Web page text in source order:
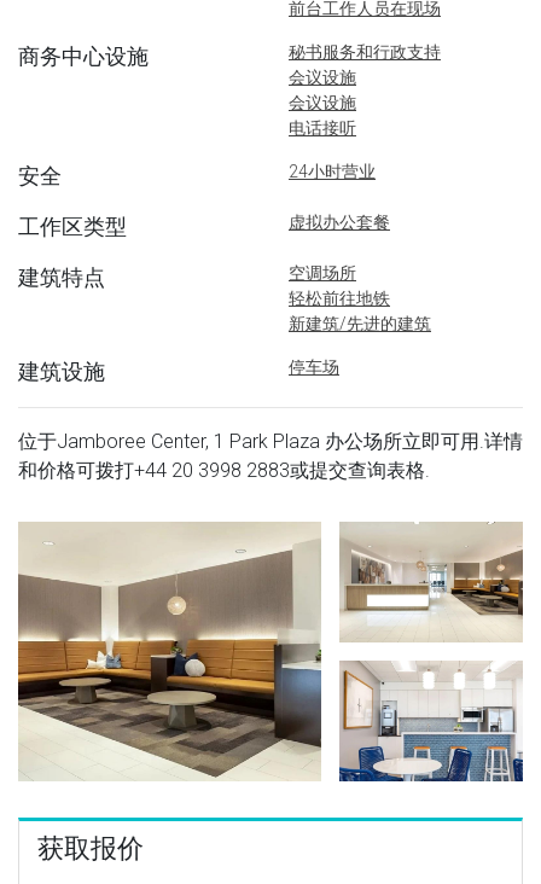
前台工作人员在现场
商务中心设施
秘书服务和行政支持
会议设施
会议设施
电话接听
安全 24小时营业
工作区类型 虚拟办公套餐
建筑特点
空调场所
轻松前往地铁
新建筑/先进的建筑
建筑设施 停车场
位于Jamboree Center, 1 Park Plaza 办公场所立即可用.详情
和价格可拨打+44 20 3998 2883或提交查询表格.
获取报价